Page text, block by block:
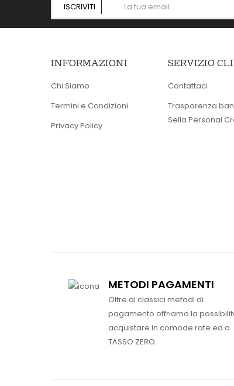
ISCRIVITI
INFORMAZIONI
Chi Siamo
Termini e Condizioni
Privacy Policy
SERVIZIO
Contattaci
Trasparenza
Sella Personal
METODI PAGAMENTI
Oltre ai classici metodi di
pagamento offriamo la
acquistare in comode rate ed a
TASSO ZERO.